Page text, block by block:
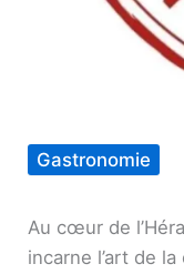
Gastronomie
Au cœur de
incarne l’art de